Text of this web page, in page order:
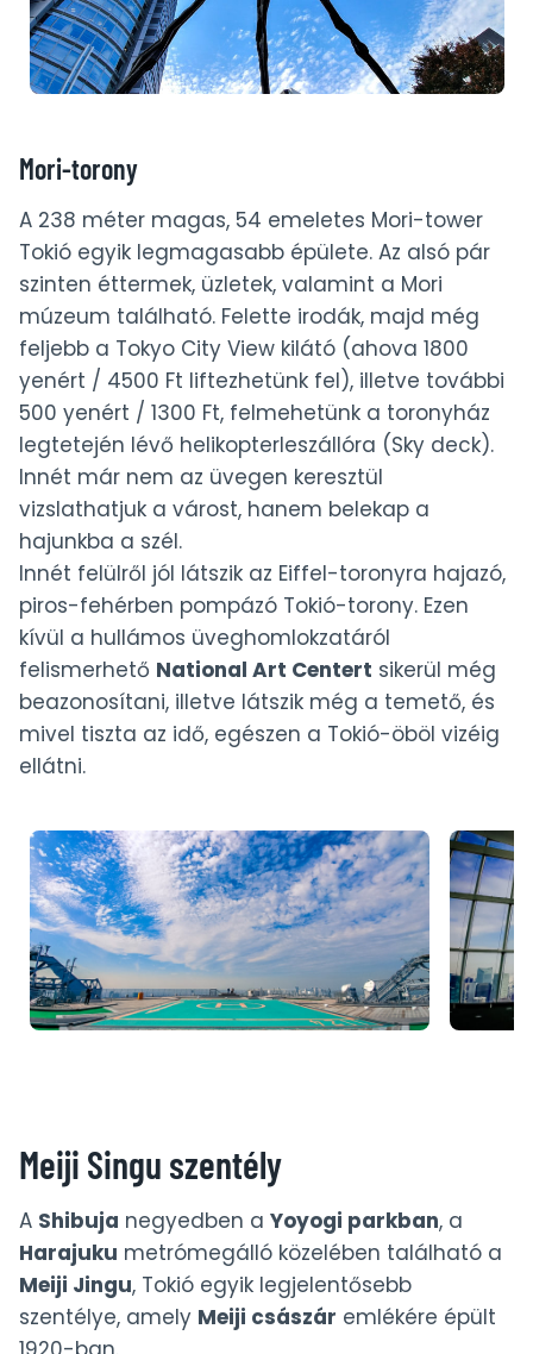
Mori-torony
A 238 méter magas, 54 emeletes Mori-tower
Tokió egyik legmagasabb épülete. Az alsó pár
szinten éttermek, üzletek, valamint a Mori
múzeum található. Felette irodák, majd még
feljebb a Tokyo City View kilátó (ahova 1800
yenért / 4500 Ft liftezhetünk fel), illetve további
500 yenért / 1300 Ft, felmehetünk a toronyház
legtetején lévő helikopterleszállóra (Sky deck).
Innét már nem az üvegen keresztül
vizslathatjuk a várost, hanem belekap a
hajunkba a szél.
Innét felülről jól látszik az Eiffel-toronyra hajazó,
piros-fehérben pompázó Tokió-torony. Ezen
kívül a hullámos üveghomlokzatáról
felismerhető National Art Centert sikerül még
beazonosítani, illetve látszik még a temető, és
mivel tiszta az idő, egészen a Tokió-öböl vizéig
ellátni.
Meiji Singu szentély
A Shibuja negyedben a Yoyogi parkban, a
Harajuku metrómegálló közelében található a
Meiji Jingu, Tokió egyik legjelentősebb
szentélye, amely Meiji császár emlékére épült